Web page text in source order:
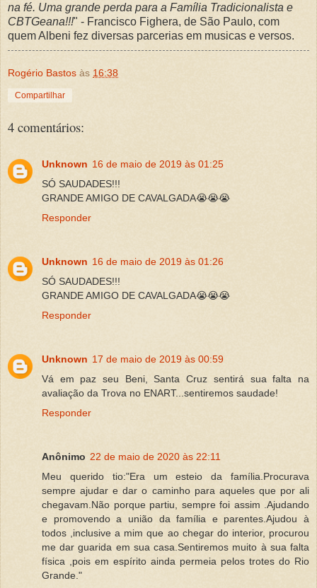
na fé. Uma grande perda para a Família Tradicionalista e
CBTGeana!!!" - Francisco Fighera, de São Paulo, com
quem Albeni fez diversas parcerias em musicas e versos.
Rogério Bastos às 16:38
Compartilhar
4 comentários:
Unknown 16 de maio de 2019 às 01:25
SÓ SAUDADES!!!
GRANDE AMIGO DE CAVALGADA😭😭😭
Responder
Unknown 16 de maio de 2019 às 01:26
SÓ SAUDADES!!!
GRANDE AMIGO DE CAVALGADA😭😭😭
Responder
Unknown 17 de maio de 2019 às 00:59
Vá em paz seu Beni, Santa Cruz sentirá sua falta na
avaliação da Trova no ENART...sentiremos saudade!
Responder
Anônimo 22 de maio de 2020 às 22:11
Meu querido tio:"Era um esteio da família.Procurava
sempre ajudar e dar o caminho para aqueles que por ali
chegavam.Não porque partiu, sempre foi assim .Ajudando
e promovendo a união da família e parentes.Ajudou à
todos ,inclusive a mim que ao chegar do interior, procurou
me dar guarida em sua casa.Sentiremos muito à sua falta
física ,pois em espírito ainda permeia pelos trotes do Rio
Grande."